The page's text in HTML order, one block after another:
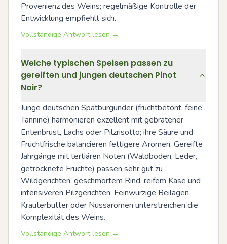
Provenienz des Weins; regelmäßige Kontrolle der
Entwicklung empfiehlt sich.
Vollständige Antwort lesen →
Welche typischen Speisen passen zu
gereiften und jungen deutschen Pinot
Noir?
Junge deutschen Spätburgunder (fruchtbetont, feine
Tannine) harmonieren exzellent mit gebratener
Entenbrust, Lachs oder Pilzrisotto; ihre Säure und
Fruchtfrische balancieren fettigere Aromen. Gereifte
Jahrgänge mit tertiären Noten (Waldboden, Leder,
getrocknete Früchte) passen sehr gut zu
Wildgerichten, geschmortem Rind, reifem Käse und
intensiveren Pilzgerichten. Feinwürzige Beilagen,
Kräuterbutter oder Nussaromen unterstreichen die
Komplexität des Weins.
Vollständige Antwort lesen →